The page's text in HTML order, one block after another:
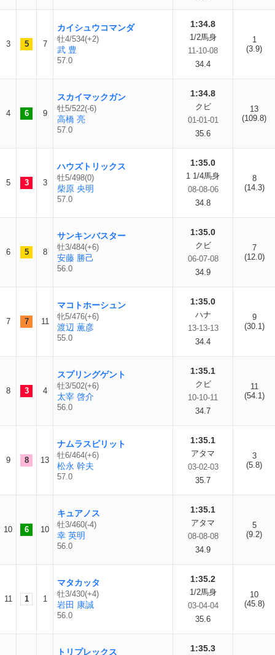
3 5 7
カイシュウコマンダ
牡4/534(+2)
武 豊
57.0
1:34.8
1/2馬身
11-10-08
34.4
1
(3.9)
4 6 9
スカイマックガン
牡5/522(-6)
高橋 亮
57.0
1:34.8
クビ
01-01-01
35.6
13
(109.8)
5 3 3
ハウズトリックス
牡5/498(0)
柴原 央明
57.0
1:35.0
1 1/4馬身
08-08-06
34.8
8
(14.3)
6 5 8
サンキンバスター
牡3/484(+6)
安藤 勝己
56.0
1:35.0
クビ
06-07-08
34.9
7
(12.0)
7 7 11
マコトホーシュン
牝5/476(+6)
渡辺 薫彦
55.0
1:35.0
ハナ
13-13-13
34.4
9
(30.1)
8 3 4
スプリングゲント
牡3/502(+6)
太宰 啓介
56.0
1:35.1
クビ
10-10-11
34.7
11
(54.1)
9 8 13
ナムラスピリット
牡6/464(+6)
松永 幹夫
57.0
1:35.1
アタマ
03-02-03
35.7
3
(5.8)
10 6 10
キュアノス
牡3/460(-4)
幸 英明
56.0
1:35.1
アタマ
08-08-08
34.9
5
(9.2)
11 1 1
マタカッタ
牡3/430(+4)
岩田 康誠
56.0
1:35.2
1/2馬身
03-04-04
35.6
10
(45.8)
トリプレックス 1:35.3